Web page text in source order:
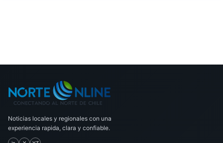
Noticias locales y regionales con una
experiencia rapida, clara y confiable.